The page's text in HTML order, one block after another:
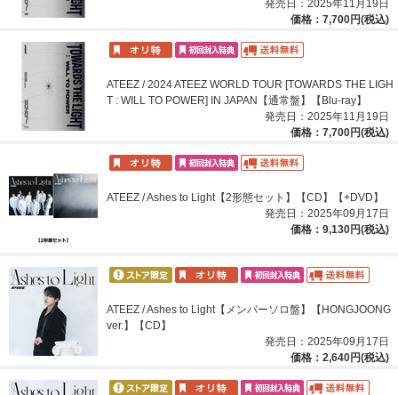
発売日：2025年11月19日
価格：7,700円(税込)
ATEEZ / 2024 ATEEZ WORLD TOUR [TOWARDS THE LIGH
T : WILL TO POWER] IN JAPAN【通常盤】【Blu-ray】
発売日：2025年11月19日
価格：7,700円(税込)
ATEEZ / Ashes to Light【2形態セット】【CD】【+DVD】
発売日：2025年09月17日
価格：9,130円(税込)
ATEEZ / Ashes to Light【メンバーソロ盤】【HONGJOONG
ver.】【CD】
発売日：2025年09月17日
価格：2,640円(税込)